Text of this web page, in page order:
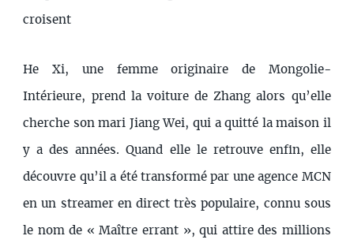
croisent
He Xi, une femme originaire de Mongolie-
Intérieure, prend la voiture de Zhang alors qu’elle
cherche son mari Jiang Wei, qui a quitté la maison il
y a des années. Quand elle le retrouve enfin, elle
découvre qu’il a été transformé par une agence MCN
en un streamer en direct très populaire, connu sous
le nom de « Maître errant », qui attire des millions